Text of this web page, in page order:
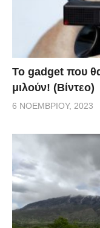
Το gadget που
μιλούν! (Βίντεο)
6 ΝΟΕΜΒΡΊΟΥ, 2023